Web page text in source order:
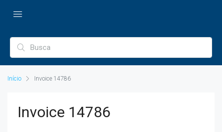
Início Invoice 14786
Invoice 14786